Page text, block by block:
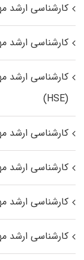
کارشناسی ارشد
کارشناسی ارشد
کارشناسی ارشد
(HSE)
کارشناسی ارشد
کارشناسی ارشد
کارشناسی
کارشناسی ارشد